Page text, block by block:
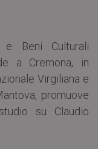
Beni Culturali
a Cremona, in
Virgiliana e
promuove
su Claudio